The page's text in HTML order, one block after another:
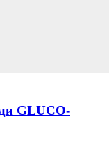
GLUCO-